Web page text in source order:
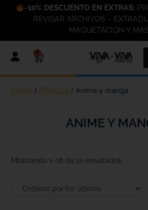
-10% DESCUENTO EN EXTRAS:
REVISAR ARCHIVOS –
MAQUETACIÓN Y
0
Inicio / Pliegos / Anime y manga
ANIME Y
Mostrando 1–16 de 20 resultados